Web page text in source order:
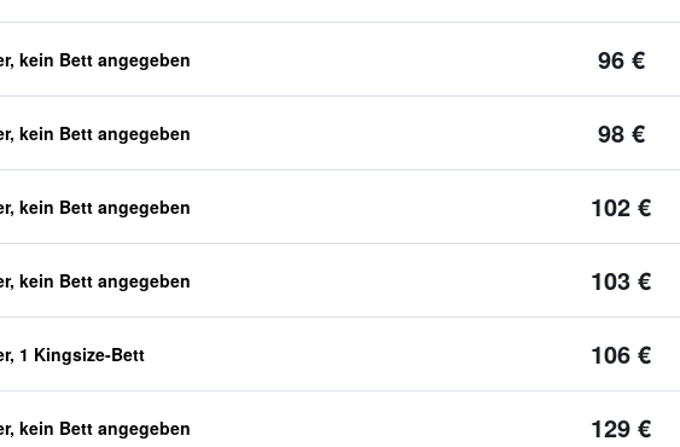
kein Bett angegeben 96 €
kein Bett angegeben 98 €
kein Bett angegeben 102 €
kein Bett angegeben 103 €
1 Kingsize-Bett 106 €
kein Bett angegeben 129 €